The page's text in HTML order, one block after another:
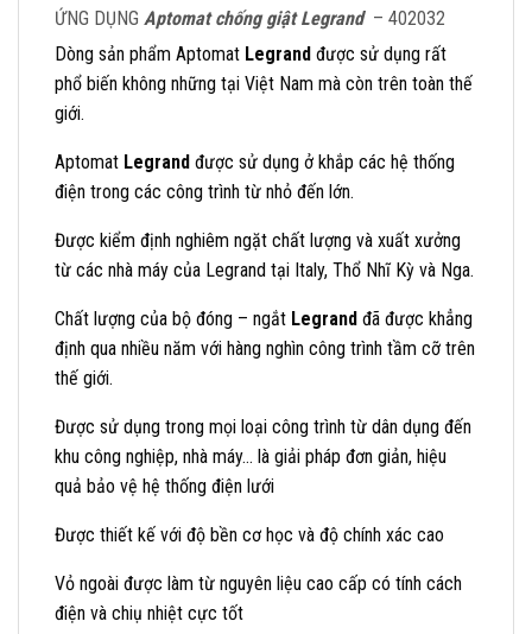
ỨNG DỤNG Aptomat chống giật Legrand– 402032
Dòng sản phẩm Aptomat Legrand được sử dụng rất
phổ biến không những tại Việt Nam mà còn trên toàn thế
giới.
Aptomat Legrand được sử dụng ở khắp các hệ thống
điện trong các công trình từ nhỏ đến lớn.
Được kiểm định nghiêm ngặt chất lượng và xuất xưởng
từ các nhà máy của Legrand tại Italy, Thổ Nhĩ Kỳ và Nga.
Chất lượng của bộ đóng – ngắt Legrand đã được khẳng
định qua nhiều năm với hàng nghìn công trình tầm cỡ trên
thế giới.
Được sử dụng trong mọi loại công trình từ dân dụng đến
khu công nghiệp, nhà máy… là giải pháp đơn giản, hiệu
quả bảo vệ hệ thống điện lưới
Được thiết kế với độ bền cơ học và độ chính xác cao
Vỏ ngoài được làm từ nguyên liệu cao cấp có tính cách
điện và chiụ nhiệt cực tốt